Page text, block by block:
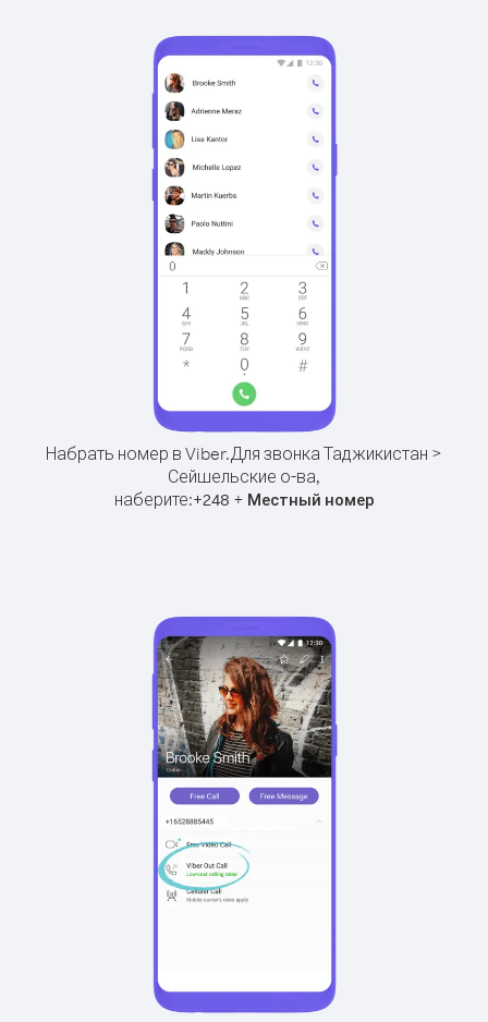
Набрать номер в Viber.Для звонка Таджикистан >
Сейшельские о-ва,
наберите:+248 + Местный номер